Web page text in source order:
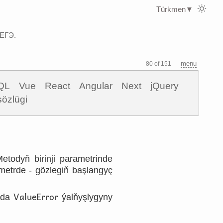
80 of 151 menu
Vue React Angular Next
jQuery
birinji parametrinde
- gözlegiň başlangyç
ValueErrorýalňyşlygyny
Türkmen▼